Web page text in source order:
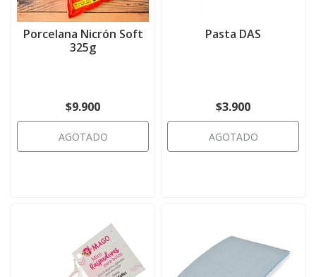
Porcelana Nicrón Soft
325g
$9.900
AGOTADO
Pasta DAS
$3.900
AGOTADO